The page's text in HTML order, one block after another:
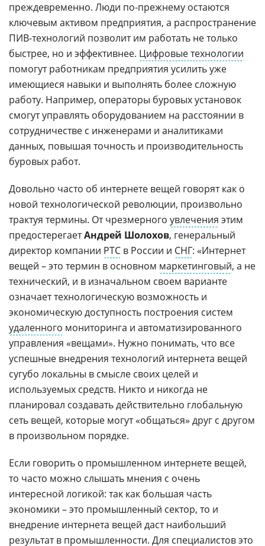
преждевременно. Люди по-прежнему остаются
ключевым активом предприятия, а распространение
ПИВ-технологий позволит им работать не только
быстрее, но и эффективнее. Цифровые технологии
помогут работникам предприятия усилить уже
имеющиеся навыки и выполнять более сложную
работу. Например, операторы буровых установок
смогут управлять оборудованием на расстоянии в
сотрудничестве с инженерами и аналитиками
данных, повышая точность и производительность
буровых работ.
Довольно часто об интернете вещей говорят как о
новой технологической революции, произвольно
трактуя термины. От чрезмерного увлечения этим
предостерегаетАндрей Шолохов, генеральный
директор компании PTC в России и СНГ: «Интернет
вещей – это термин в основном маркетинговый, а не
технический, и в изначальном своем варианте
означает технологическую возможность и
экономическую доступность построения систем
удаленного мониторинга и автоматизированного
управления «вещами». Нужно понимать, что все
успешные внедрения технологий интернета вещей
сугубо локальны в смысле своих целей и
используемых средств. Никто и никогда не
планировал создавать действительно глобальную
сеть вещей, которые могут «общаться» друг с другом
в произвольном порядке.
Если говорить о промышленном интернете вещей,
то часто можно слышать мнения с очень
интересной логикой: так как большая часть
экономики – это промышленный сектор, то и
внедрение интернета вещей даст наибольший
результат в промышленности. Для специалистов это